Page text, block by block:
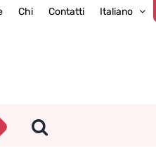
Chi Contatti Italiano